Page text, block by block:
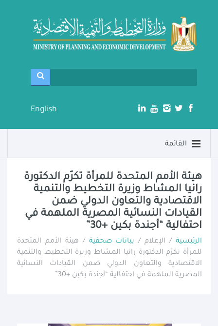
English
القائمة
هيئة الأمم المتحدة للمرأة تكرّم الدكتورة
رانيا المشاط وزيرة التخطيط والتنمية
الاقتصادية والتعاون الدولي ضمن
القيادات النسائية المصرية الملهمة في
احتفالية “أجندة بكين +30”
الرئيسية/ الإعلام / بيانات صحفية / هيئة الأمم المتحدة
للمرأة تكرّم الدكتورة رانيا المشاط وزيرة التخطيط والتنمية
الاقتصادية والتعاون الدولي ضمن القيادات النسائية
المصرية الملهمة في احتفالية “أجندة بكين +30”